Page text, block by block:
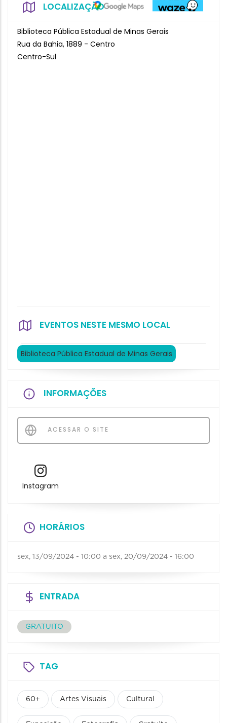
LOCALIZAÇÃO
Biblioteca Pública Estadual de Minas Gerais
Rua da Bahia, 1889 - Centro
Centro-Sul
EVENTOS NESTE MESMO LOCAL
Biblioteca Pública Estadual de Minas Gerais
INFORMAÇÕES
ACESSAR O SITE
Instagram
HORÁRIOS
sex, 13/09/2024 - 10:00 a sex, 20/09/2024 - 16:00
ENTRADA
GRATUITO
TAG
60+ Artes Visuais Cultural